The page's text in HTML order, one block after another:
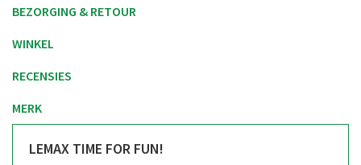
BEZORGING & RETOUR
WINKEL
RECENSIES
MERK
LEMAX TIME FOR FUN!